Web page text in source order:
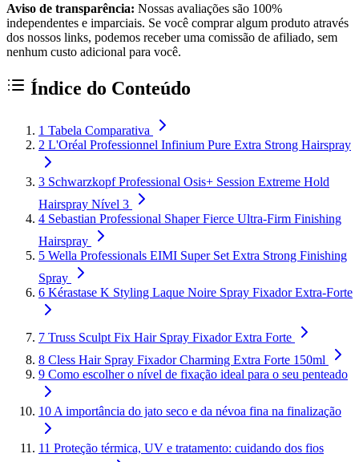
Aviso de transparência: Nossas avaliações são 100%
independentes e imparciais. Se você comprar algum produto através
dos nossos links, podemos receber uma comissão de afiliado, sem
nenhum custo adicional para você.
Índice do Conteúdo
1 Tabela Comparativa
2 L'Oréal Professionnel Infinium Pure Extra Strong Hairspray
3 Schwarzkopf Professional Osis+ Session Extreme Hold
Hairspray Nível 3
4 Sebastian Professional Shaper Fierce Ultra-Firm Finishing
Hairspray
5 Wella Professionals EIMI Super Set Extra Strong Finishing
Spray
6 Kérastase K Styling Laque Noire Spray Fixador Extra-Forte
7 Truss Sculpt Fix Hair Spray Fixador Extra Forte
8 Cless Hair Spray Fixador Charming Extra Forte 150ml
9 Como escolher o nível de fixação ideal para o seu penteado
10 A importância do jato seco e da névoa fina na finalização
11 Proteção térmica, UV e tratamento: cuidando dos fios